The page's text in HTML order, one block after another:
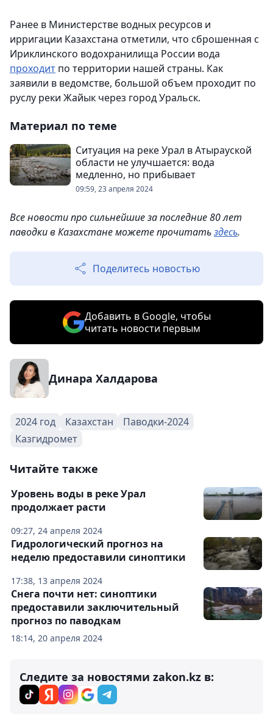
Ранее в Министерстве водных ресурсов и
ирригации Казахстана отметили, что сброшенная с
Ириклинского водохранилища России вода
проходит по территории нашей страны. Как
заявили в ведомстве, большой объем проходит по
руслу реки Жайык через город Уральск.
Материал по теме
Ситуация на реке Урал в Атырауской
области не улучшается: вода
медленно, но прибывает
09:59, 23 апреля 2024
Все новости про сильнейшие за последние 80 лет
паводки в Казахстане можете прочитатьздесь.
Поделитесь новостью
Добавить в Google, чтобы
читать новости первым
Динара Халдарова
2024 год Казахстан
Паводки-2024
Казгидромет
Читайте также
09:27, 24 апреля 2024
Уровень воды в реке Урал
продолжает расти
17:38, 13 апреля 2024
Гидрологический прогноз на
неделю предоставили синоптики
18:14, 20 апреля 2024
Снега почти нет: синоптики
предоставили заключительный
прогноз по паводкам
Следите за новостями zakon.kz в: